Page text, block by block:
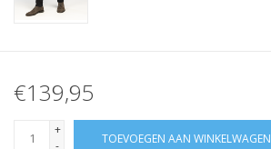
€139,95
+
TOEVOEGEN AAN WINKELWAGEN